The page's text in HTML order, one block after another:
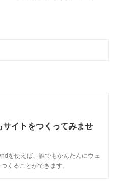
サイトをつくってみませ
を使えば、誰でもかんたんにウェ
くることができます。